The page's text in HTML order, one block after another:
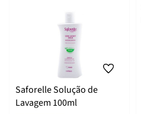
Saforelle Solução de
Lavagem 100ml